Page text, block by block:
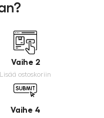
Vaihe 2
Lisää ostoskoriin
Vaihe 4